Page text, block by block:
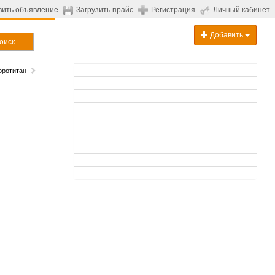
объявление Загрузить прайс Регистрация Личный кабинет
Добавить